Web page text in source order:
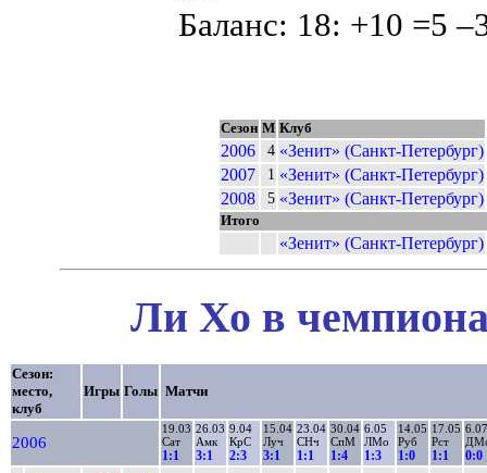
Баланс: 18: +10 =5
Сезон М Клуб
2006 4 «Зенит» (Санкт-Петербург)
2007
1 «Зенит» (Санкт-Петербург)
2008
5 «Зенит» (Санкт-Петербург)
Итого
«Зенит» (Санкт-Петербург)
Ли Хо в
Сезон:
место,
клуб
Игры Голы Матчи
2006
19.03
Сат
1:1
26.03
Амк
3:1
9.04
КрС
2:3
15.04
Луч
3:1
23.04
СНч
1:1
30.04
СпМ
1:4
6.05
ЛМо
1:3
14.05
Руб
1:0
17.05
Рст
1:1
6.07
0:0